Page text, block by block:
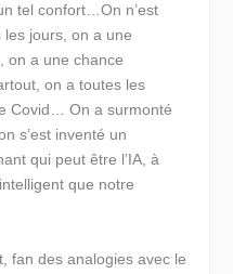
tel confort…On n’est
jours, on a une
on a une chance
on a toutes les
Covid… On a surmonté
s’est inventé un
qui peut être l’IA, à
que notre
fan des analogies avec le